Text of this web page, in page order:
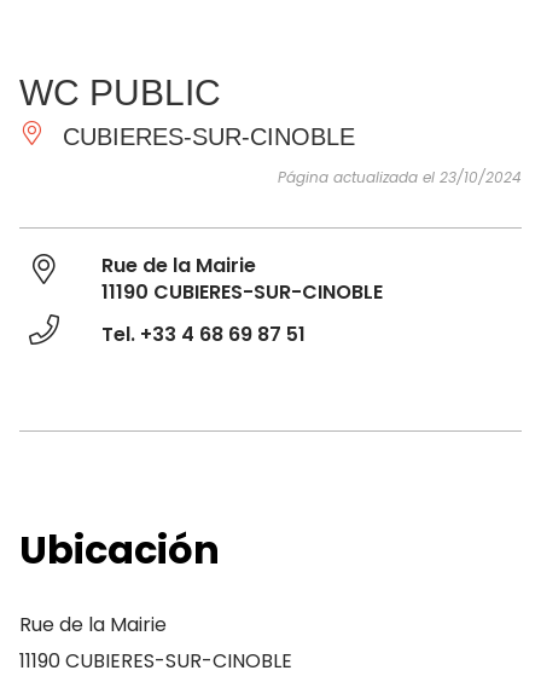
IMPRESCINDIBLES
HACER
WC PUBLIC
CUBIERES-SUR-CINOBLE
Página actualizada el 23/10/2024
Rue de la Mairie
11190 CUBIERES-SUR-CINOBLE
Tel. +33 4 68 69 87 51
Ubicación
Rue de la Mairie
11190 CUBIERES-SUR-CINOBLE